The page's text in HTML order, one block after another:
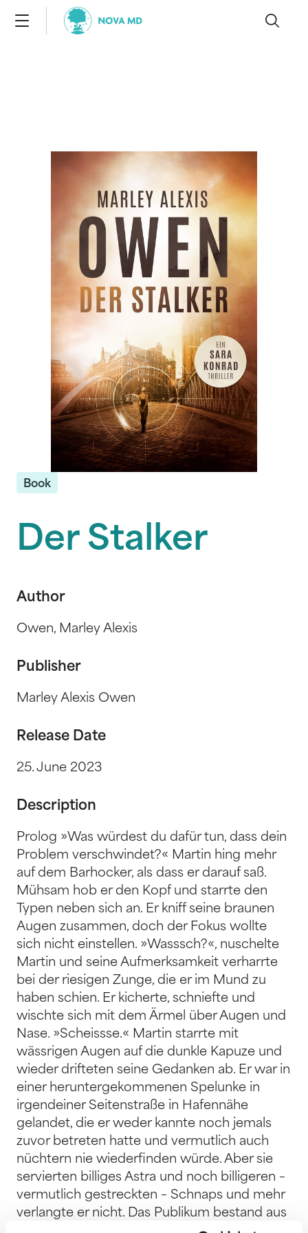
Book
Der Stalker
Author
Owen, Marley Alexis
Publisher
Marley Alexis Owen
Release Date
25. June 2023
Description
Prolog »Was würdest du dafür tun, dass dein
Problem verschwindet?« Martin hing mehr
auf dem Barhocker, als dass er darauf saß.
Mühsam hob er den Kopf und starrte den
Typen neben sich an. Er kniff seine braunen
Augen zusammen, doch der Fokus wollte
sich nicht einstellen. »Wasssch?«, nuschelte
Martin und seine Aufmerksamkeit verharrte
bei der riesigen Zunge, die er im Mund zu
haben schien. Er kicherte, schniefte und
wischte sich mit dem Ärmel über Augen und
Nase. »Scheissse.« Martin starrte mit
wässrigen Augen auf die dunkle Kapuze und
wieder drifteten seine Gedanken ab. Er war in
einer heruntergekommenen Spelunke in
irgendeiner Seitenstraße in Hafennähe
gelandet, die er weder kannte noch jemals
zuvor betreten hatte und vermutlich auch
nüchtern nie wiederfinden würde. Aber sie
servierten billiges Astra und noch billigeren –
vermutlich gestreckten – Schnaps und mehr
verlangte er nicht. Das Publikum bestand aus